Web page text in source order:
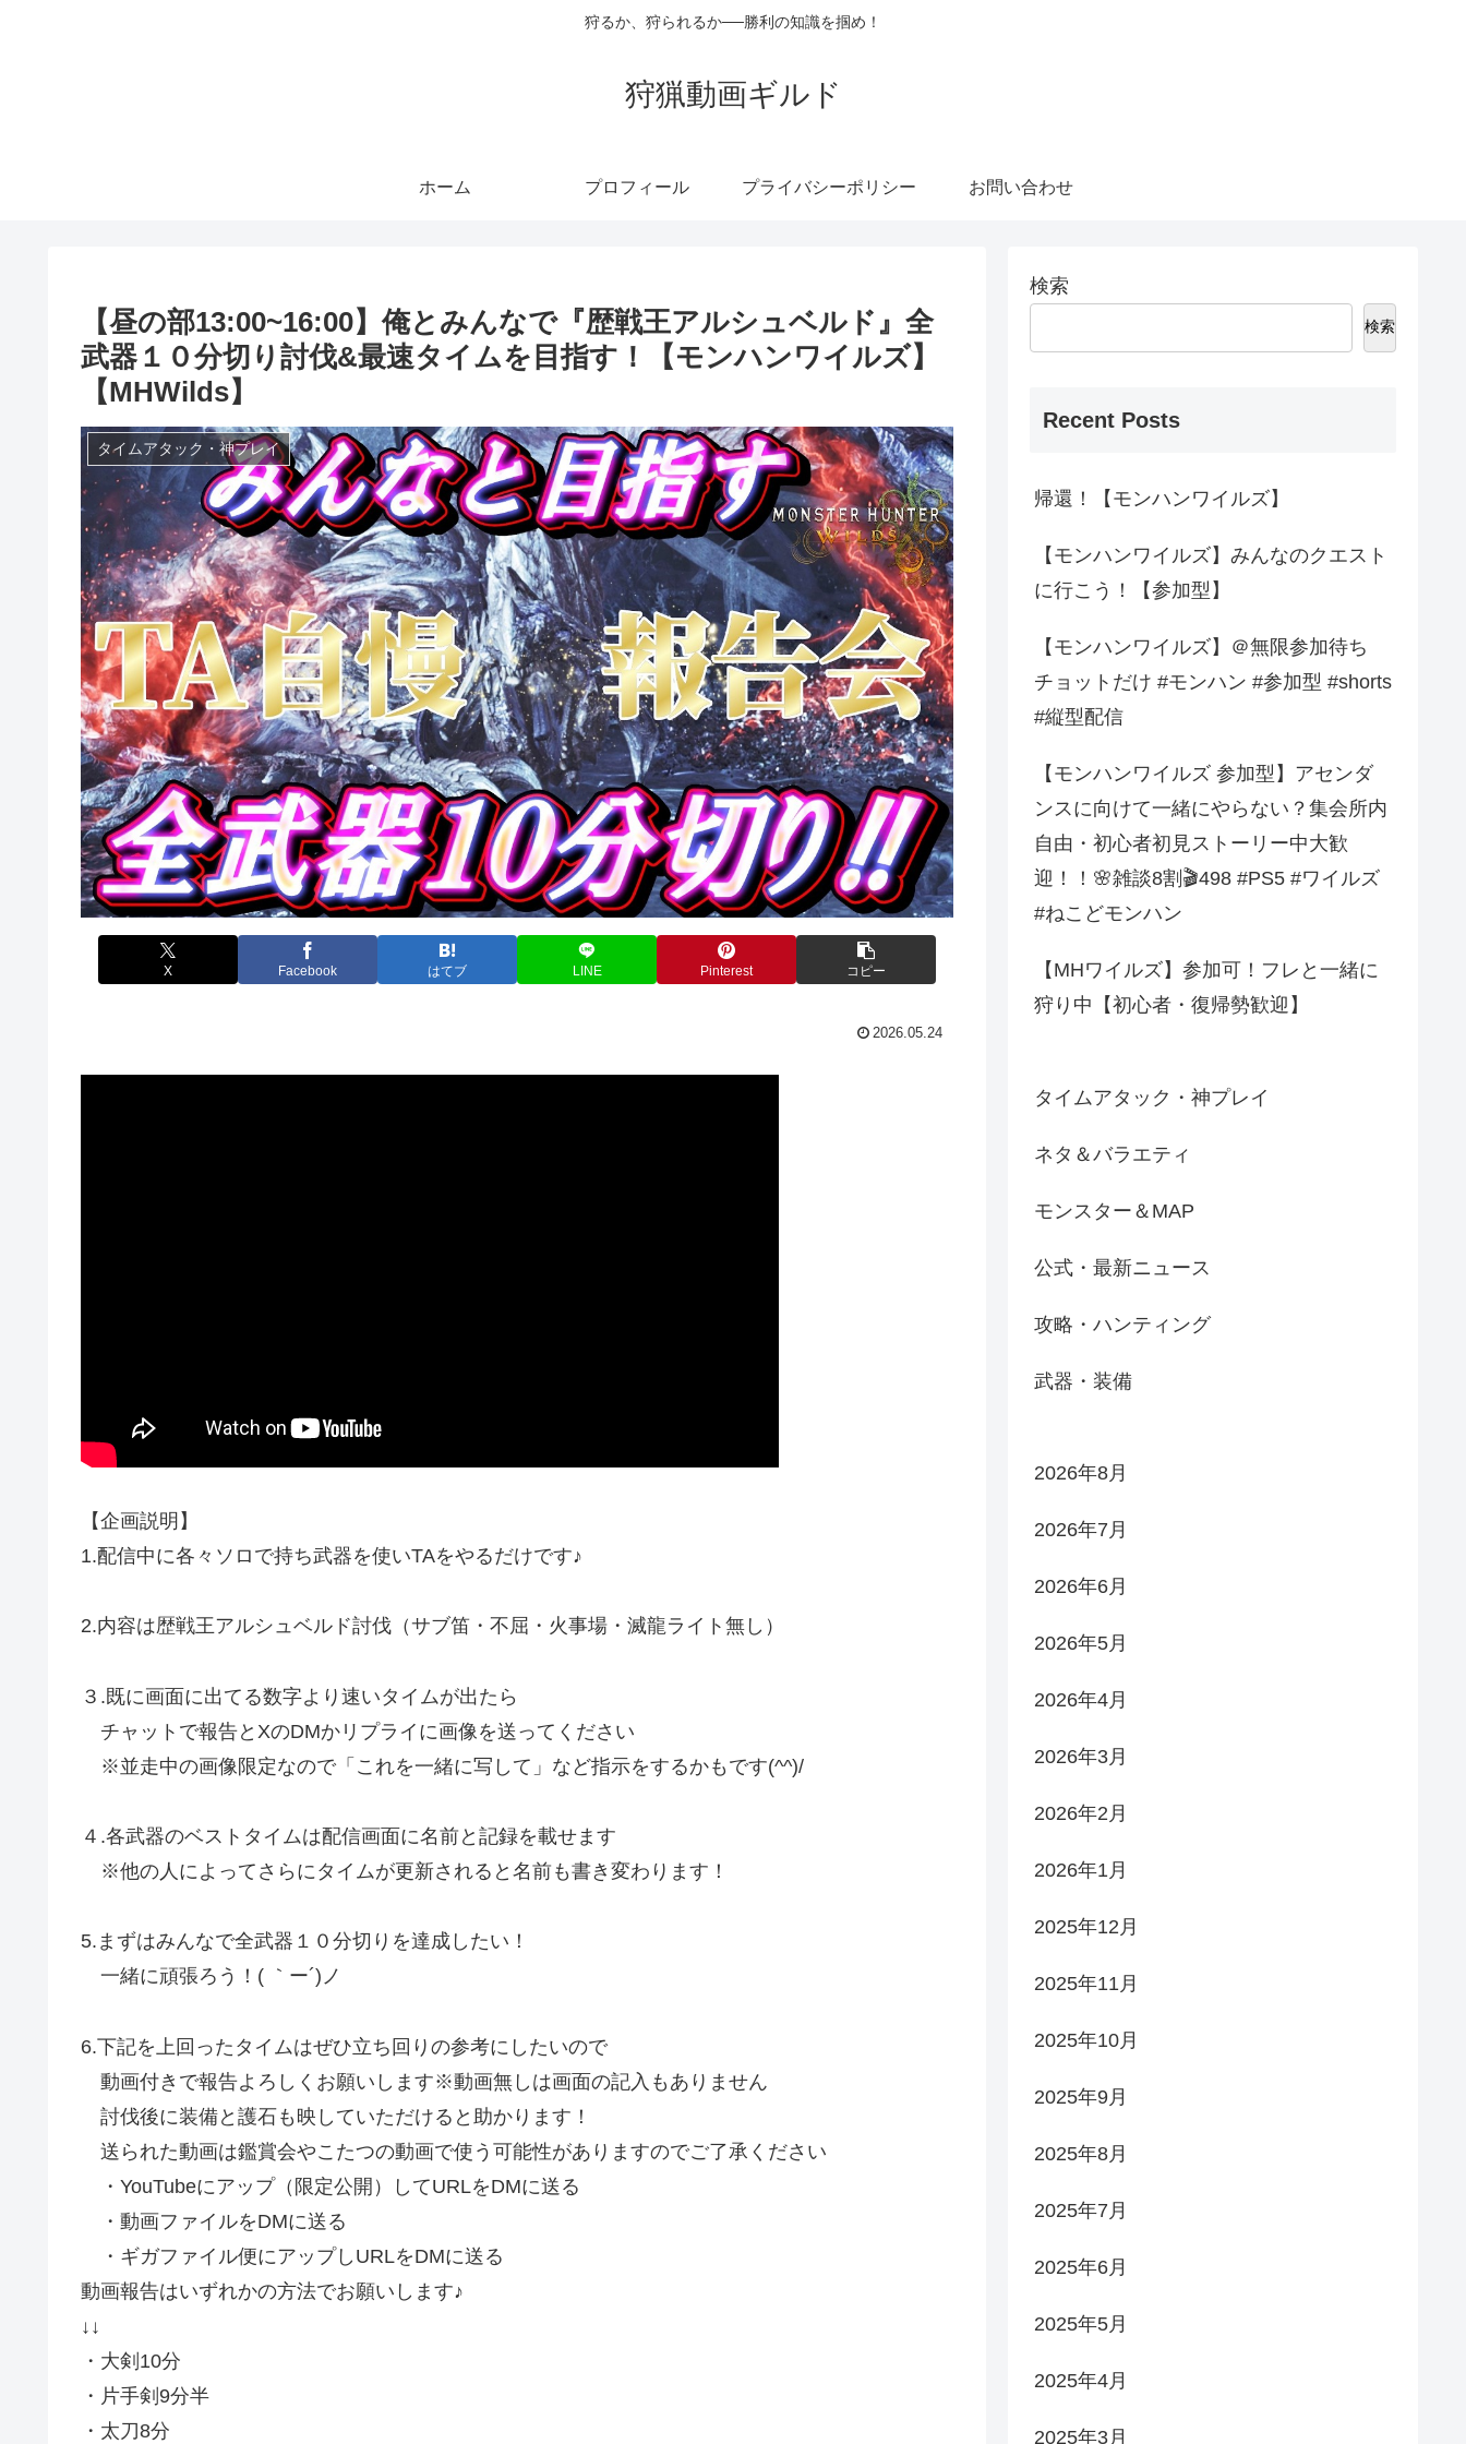
狩るか、狩られるか──勝利の知識を掴め！
狩猟動画ギルド
ホーム プロフィール プライバシーポリシー お問い合わせ
【昼の部13:00~16:00】俺とみんなで『歴戦王アルシュベルド』全
武器１０分切り討伐&最速タイムを目指す！【モンハンワイルズ】
【MHWilds】
タイムアタック・神プレイ
X Facebook はてブ LINE Pinterest コピー
2026.05.24
【企画説明】
1.配信中に各々ソロで持ち武器を使いTAをやるだけです♪
2.内容は歴戦王アルシュベルド討伐（サブ笛・不屈・火事場・滅龍ライト無し）
３.既に画面に出てる数字より速いタイムが出たら
チャットで報告とXのDMかリプライに画像を送ってください
※並走中の画像限定なので「これを一緒に写して」など指示をするかもです(^^)/
４.各武器のベストタイムは配信画面に名前と記録を載せます
※他の人によってさらにタイムが更新されると名前も書き変わります！
5.まずはみんなで全武器１０分切りを達成したい！
一緒に頑張ろう！( ｀ー´)ノ
6.下記を上回ったタイムはぜひ立ち回りの参考にしたいので
動画付きで報告よろしくお願いします※動画無しは画面の記入もありません
討伐後に装備と護石も映していただけると助かります！
送られた動画は鑑賞会やこたつの動画で使う可能性がありますのでご了承ください
・YouTubeにアップ（限定公開）してURLをDMに送る
・動画ファイルをDMに送る
・ギガファイル便にアップしURLをDMに送る
動画報告はいずれかの方法でお願いします♪
↓↓
・大剣10分
・片手剣9分半
・太刀8分
検索
検索
Recent Posts
帰還！【モンハンワイルズ】
【モンハンワイルズ】みんなのクエスト
に行こう！【参加型】
【モンハンワイルズ】＠無限参加待ち
チョットだけ #モンハン #参加型 #shorts
#縦型配信
【モンハンワイルズ 参加型】アセンダ
ンスに向けて一緒にやらない？集会所内
自由・初心者初見ストーリー中大歓
迎！！🌸雑談8割🎬498 #PS5 #ワイルズ
#ねこどモンハン
【MHワイルズ】参加可！フレと一緒に
狩り中【初心者・復帰勢歓迎】
タイムアタック・神プレイ
ネタ＆バラエティ
モンスター＆MAP
公式・最新ニュース
攻略・ハンティング
武器・装備
2026年8月
2026年7月
2026年6月
2026年5月
2026年4月
2026年3月
2026年2月
2026年1月
2025年12月
2025年11月
2025年10月
2025年9月
2025年8月
2025年7月
2025年6月
2025年5月
2025年4月
2025年3月